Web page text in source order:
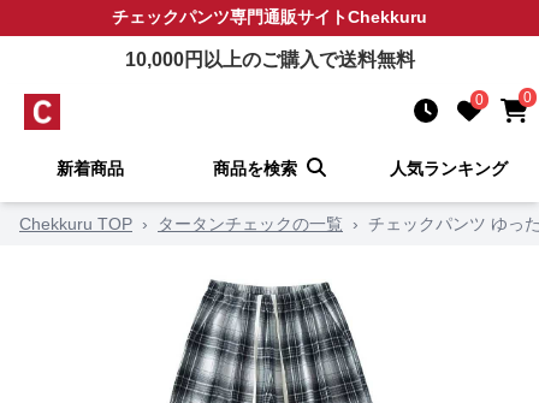
チェックパンツ専門通販サイトChekkuru
10,000円以上のご購入で送料無料
0 0
新着商品 商品を検索 人気ランキング
Chekkuru TOP › タータンチェックの一覧 › チェックパンツ ゆっ